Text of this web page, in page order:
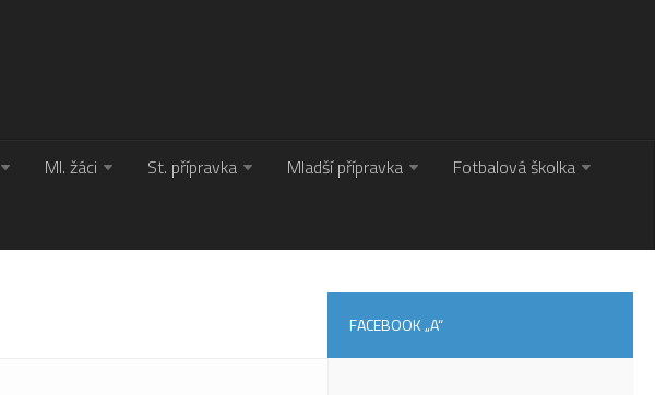
Ml. žáci St. přípravka Mladší přípravka Fotbalová školka
FACEBOOK „A“